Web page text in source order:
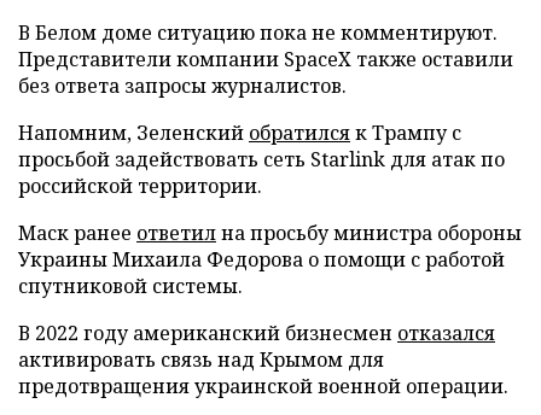
В Белом доме ситуацию пока не комментируют.
Представители компании SpaceX также оставили
без ответа запросы журналистов.
Напомним, Зеленский обратилсяк Трампу с
просьбой задействовать сеть Starlink для атак по
российской территории.
Маск ранее ответилна просьбу министра обороны
Украины Михаила Федорова о помощи с работой
спутниковой системы.
В 2022 году американский бизнесмен отказался
активировать связь над Крымом для
предотвращения украинской военной операции.